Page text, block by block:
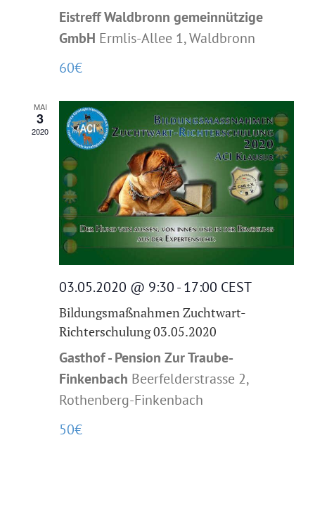
Eistreff Waldbronn gemeinnützige
GmbH Ermlis-Allee 1, Waldbronn
60€
MAI
3
2020
03.05.2020 @ 9:30-17:00 CEST
Bildungsmaßnahmen Zuchtwart-
Richterschulung 03.05.2020
Gasthof - Pension Zur Traube-
Finkenbach Beerfelderstrasse 2,
Rothenberg-Finkenbach
50€